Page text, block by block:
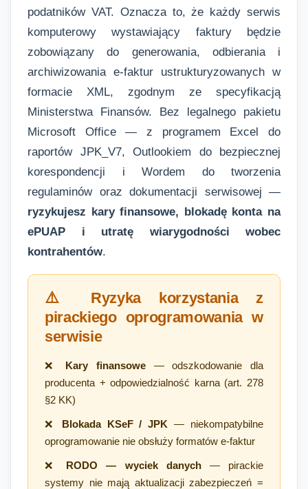
podatników VAT. Oznacza to, że każdy serwis
komputerowy wystawiający faktury będzie
zobowiązany do generowania, odbierania i
archiwizowania e-faktur ustrukturyzowanych w
formacie XML, zgodnym ze specyfikacją
Ministerstwa Finansów. Bez legalnego pakietu
Microsoft Office — z programem Excel do
raportów JPK_V7, Outlookiem do bezpiecznej
korespondencji i Wordem do tworzenia
regulaminów oraz dokumentacji serwisowej —
ryzykujesz kary finansowe, blokadę konta na
ePUAP i utratę wiarygodności wobec
kontrahentów.
⚠️ Ryzyka korzystania z
pirackiego oprogramowania w
serwisie
❌ Kary finansowe — odszkodowanie dla
producenta + odpowiedzialność karna (art. 278
§2 KK)
❌ Blokada KSeF / JPK — niekompatybilne
oprogramowanie nie obsłuży formatów e-faktur
❌ RODO — wyciek danych— pirackie
systemy nie mają aktualizacji zabezpieczeń =